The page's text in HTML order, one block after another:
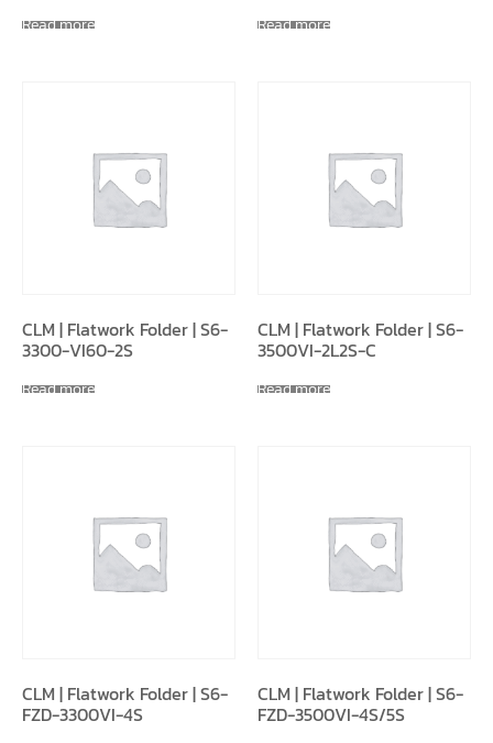
Read more Read more
CLM | Flatwork Folder | S6-
3300-VI60-2S
Read more
CLM | Flatwork Folder | S6-
3500VI-2L2S-C
Read more
CLM | Flatwork Folder | S6-
FZD-3300VI-4S
CLM | Flatwork Folder | S6-
FZD-3500VI-4S/5S